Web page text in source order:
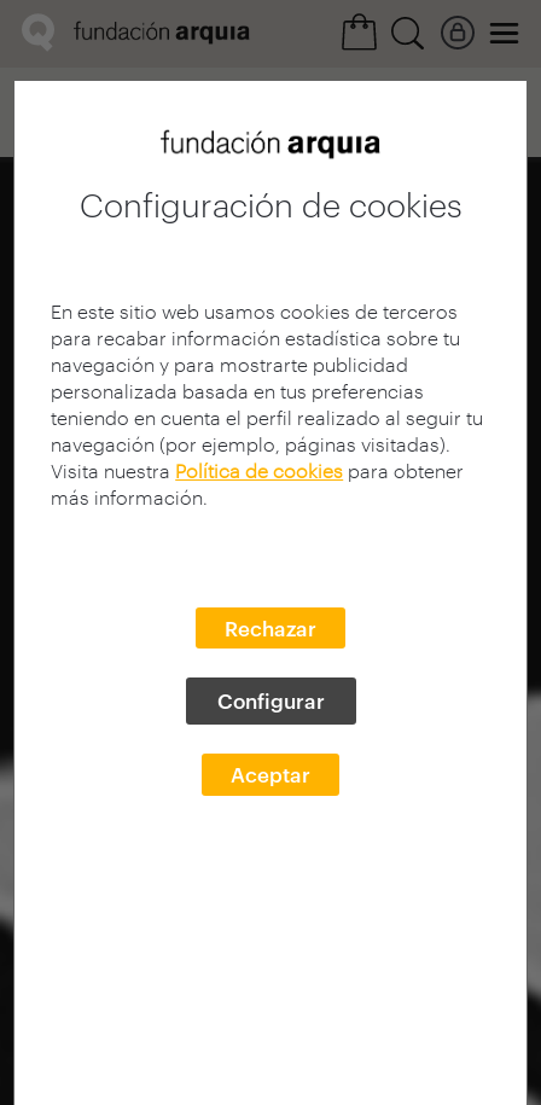
Configuración de cookies
En este sitio web usamos cookies de terceros
para recabar información estadística sobre tu
navegación y para mostrarte publicidad
personalizada basada en tus preferencias
teniendo en cuenta el perfil realizado al seguir tu
navegación (por ejemplo, páginas visitadas).
Visita nuestra Política de cookies para obtener
más información.
Rechazar
Configurar
Aceptar
Ficha realización